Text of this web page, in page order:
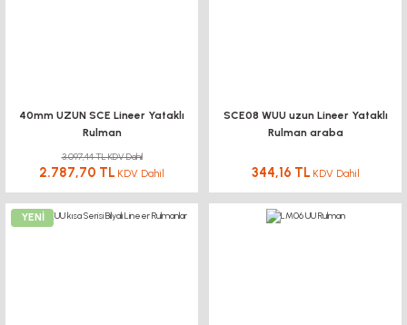
40mm UZUN SCE Lineer Yataklı
Rulman
3.097,44 TL KDV Dahil
2.787,70 TL KDV Dahil
SCE08 WUU uzun Lineer Yataklı
Rulman araba
344,16 TL KDV Dahil
YENİ